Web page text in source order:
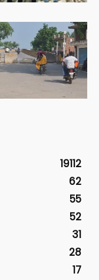
19112
62
55
52
31
28
17